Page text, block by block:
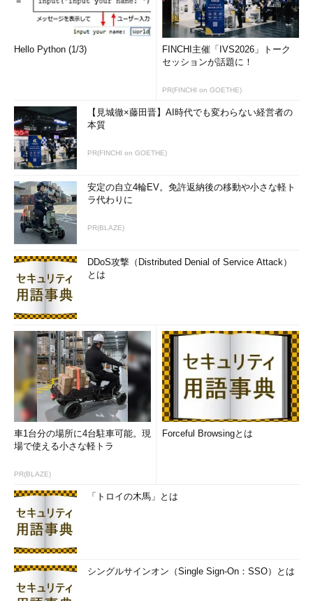
Hello Python (1/3)
FINCHI主催「IVS2026」トーク
セッションが話題に！
PR(FINCHI on GOETHE)
【見城徹×藤田晋】AI時代でも変わらない経営者の
本質
PR(FINCHI on GOETHE)
安定の自立4輪EV。免許返納後の移動や小さな軽ト
ラ代わりに
PR(BLAZE)
DDoS攻撃（Distributed Denial of Service Attack）
とは
車1台分の場所に4台駐車可能。現
場で使える小さな軽トラ
PR(BLAZE)
Forceful Browsingとは
「トロイの木馬」とは
シングルサインオン（Single Sign-On：SSO）とは